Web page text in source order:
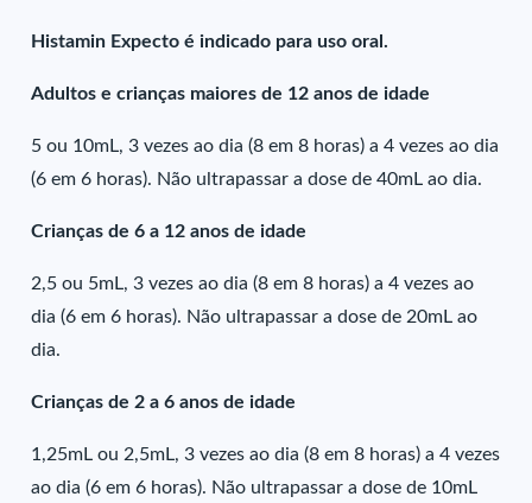
Histamin Expecto é indicado para uso oral.
Adultos e crianças maiores de 12 anos de idade
5 ou 10mL, 3 vezes ao dia (8 em 8 horas) a 4 vezes ao dia
(6 em 6 horas). Não ultrapassar a dose de 40mL ao dia.
Crianças de 6 a 12 anos de idade
2,5 ou 5mL, 3 vezes ao dia (8 em 8 horas) a 4 vezes ao
dia (6 em 6 horas). Não ultrapassar a dose de 20mL ao
dia.
Crianças de 2 a 6 anos de idade
1,25mL ou 2,5mL, 3 vezes ao dia (8 em 8 horas) a 4 vezes
ao dia (6 em 6 horas). Não ultrapassar a dose de 10mL